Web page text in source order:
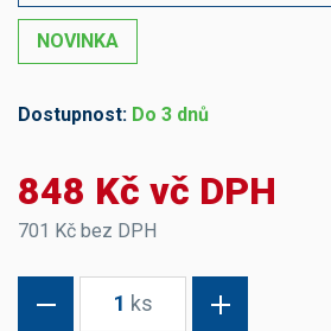
NOVINKA
Dostupnost: Do 3 dnů
848 Kč vč DPH
701 Kč bez DPH
1 ks